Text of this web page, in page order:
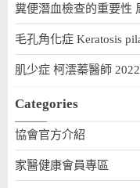
糞便潛血檢查的重要性
毛孔角化症 Keratosis
肌少症 柯澐蓁醫師
Categories
協會官方介紹
家醫健康會員專區